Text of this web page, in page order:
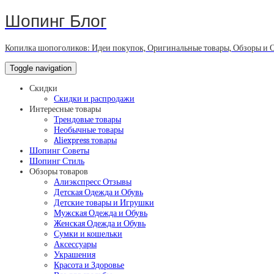
Шопинг Блог
Копилка шопоголиков: Идеи покупок, Оригинальные товары, Обзоры и
Toggle navigation
Скидки
Скидки и распродажи
Интересные товары
Трендовые товары
Необычные товары
Aliexpress товары
Шопинг Советы
Шопинг Стиль
Обзоры товаров
Алиэкспресс Отзывы
Детская Одежда и Обувь
Детские товары и Игрушки
Мужская Одежда и Обувь
Женская Одежда и Обувь
Сумки и кошельки
Аксессуары
Украшения
Красота и Здоровье